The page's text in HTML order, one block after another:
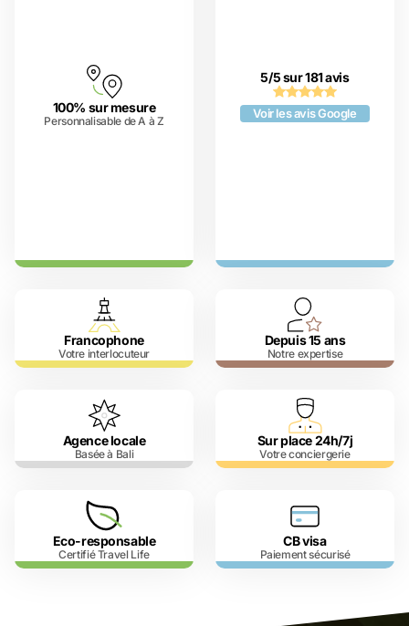
100% sur mesure
Personnalisable de A à Z
5/5 sur 181 avis
Voir les avis Google
Francophone
Votre interlocuteur
Depuis 15 ans
Notre expertise
Agence locale
Basée à Bali
Sur place 24h/7j
Votre conciergerie
Eco-responsable
Certifié Travel Life
CB visa
Paiement sécurisé